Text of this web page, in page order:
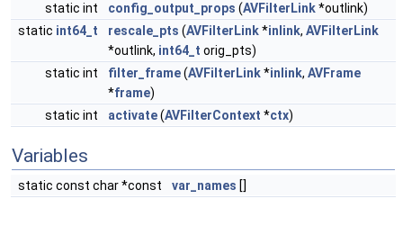
static int config_output_props (AVFilterLink*outlink)
static int64_t rescale_pts (AVFilterLink*inlink, AVFilterLink
*outlink, int64_t orig_pts)
static int
filter_frame(AVFilterLink*inlink, AVFrame
*frame)
static int
activate(AVFilterContext *ctx)
Variables
static const char *const var_names []